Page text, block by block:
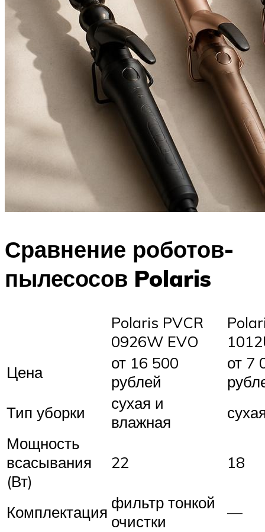
Сравнение роботов-
пылесосов Polaris
Polaris PVCR
0926W EVO
Цена
от 16 500
рублей
от 7
Тип уборки
сухая и
влажная
Мощность
всасывания
(Вт)
22 18
Комплектация фильтр тонкой
очистки
—